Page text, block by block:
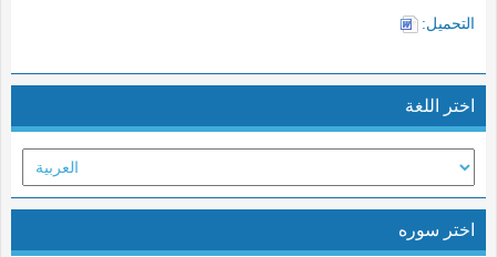
التحميل:
اختر اللغة
اختر سوره